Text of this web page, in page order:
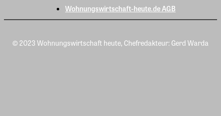
Wohnungswirtschaft-heute.de AGB
© 2023 Wohnungswirtschaft heute, Chefredakteur: Gerd Warda